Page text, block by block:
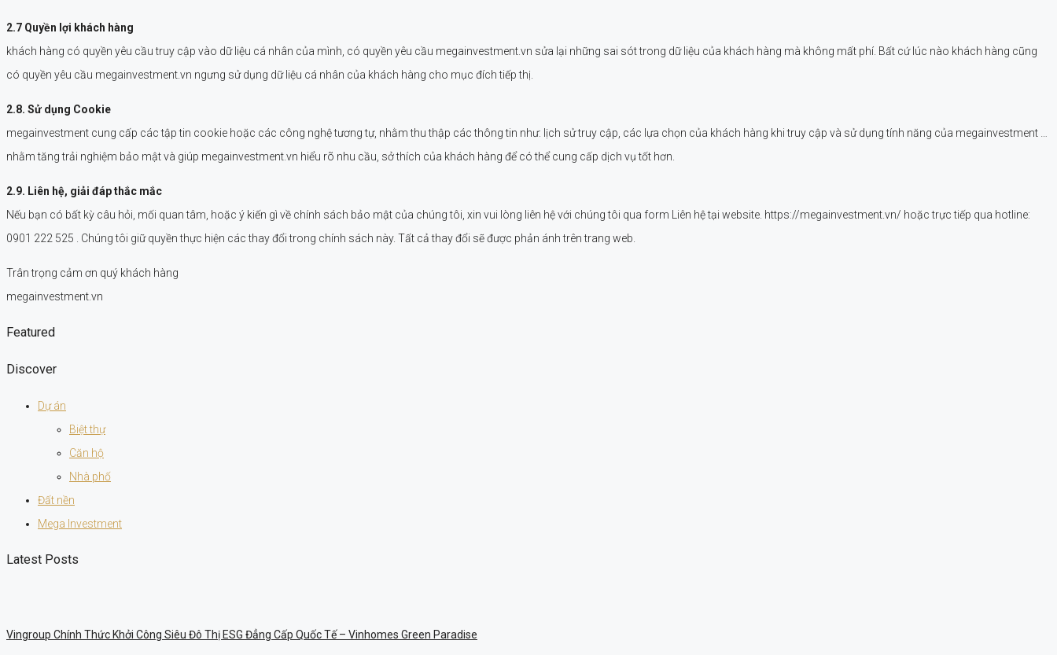
2.7 Quyền lợi khách hàng
khách hàng có quyền yêu cầu truy cập vào dữ liệu cá nhân của mình, có quyền yêu cầu megainvestment.vn sửa lại những sai sót trong dữ liệu của khách hàng mà không mất phí. Bất cứ lúc nào khách hàng cũng
có quyền yêu cầu megainvestment.vn ngưng sử dụng dữ liệu cá nhân của khách hàng cho mục đích tiếp thị.
2.8. Sử dụng Cookie
megainvestment cung cấp các tập tin cookie hoặc các công nghệ tương tự, nhằm thu thập các thông tin như: lịch sử truy cập, các lựa chọn của khách hàng khi truy cập và sử dụng tính năng của megainvestment …
nhằm tăng trải nghiệm bảo mật và giúp megainvestment.vn hiểu rõ nhu cầu, sở thích của khách hàng để có thể cung cấp dịch vụ tốt hơn.
2.9. Liên hệ, giải đáp thắc mắc
Nếu bạn có bất kỳ câu hỏi, mối quan tâm, hoặc ý kiến gì về chính sách bảo mật của chúng tôi, xin vui lòng liên hệ với chúng tôi qua form Liên hệ tại website. https://megainvestment.vn/ hoặc trực tiếp qua hotline:
0901 222 525 . Chúng tôi giữ quyền thực hiện các thay đổi trong chính sách này. Tất cả thay đổi sẽ được phản ánh trên trang web.
Trân trọng cảm ơn quý khách hàng
megainvestment.vn
Featured
Discover
Dự án
Biệt thự
Căn hộ
Nhà phố
Đất nền
Mega Investment
Latest Posts
Vingroup Chính Thức Khởi Công Siêu Đô Thị ESG Đẳng Cấp Quốc Tế – Vinhomes Green Paradise